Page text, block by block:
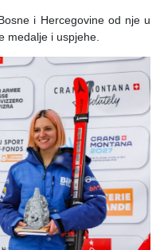
i Hercegovine od nje u
medalje i uspjehe.